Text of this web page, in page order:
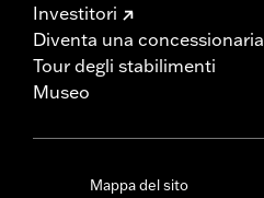
Investitori
Diventa una concessionaria
Tour degli stabilimenti
Museo
Mappa del sito